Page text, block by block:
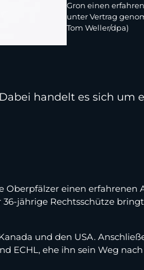
Gron einen
unter Vertrag
Tom Weller/dpa)
handelt es sich um
Oberpfälzer einen erfahrenen
jährige Rechtsschütze
und den USA.
ECHL, ehe ihn sein Weg